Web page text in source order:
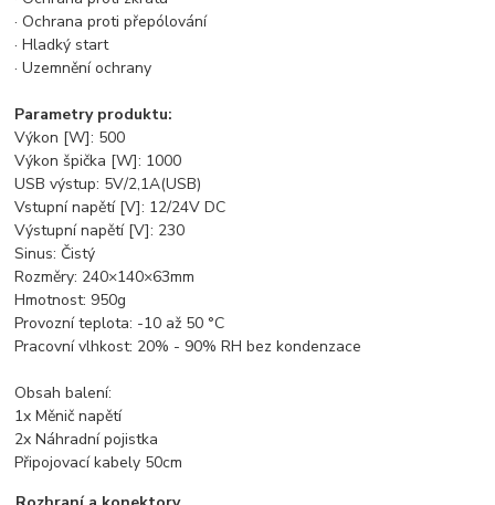
· Ochrana proti přepólování
· Hladký start
· Uzemnění ochrany
Parametry produktu:
Výkon [W]: 500
Výkon špička [W]: 1000
USB výstup: 5V/2,1A(USB)
Vstupní napětí [V]: 12/24V DC
Výstupní napětí [V]: 230
Sinus: Čistý
Rozměry: 240×140×63mm
Hmotnost: 950g
Provozní teplota: -10 až 50 °C
Pracovní vlhkost: 20% - 90% RH bez kondenzace
Obsah balení:
1x Měnič napětí
2x Náhradní pojistka
Připojovací kabely 50cm